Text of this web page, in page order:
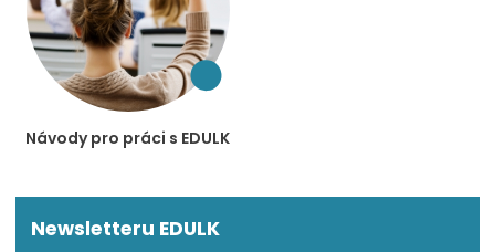
Návody pro práci s EDULK
Newsletteru EDULK